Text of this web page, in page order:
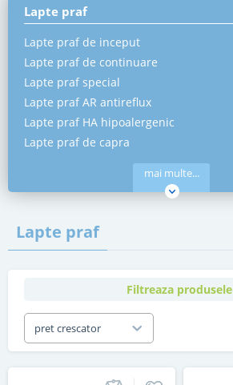
Lapte praf
Lapte praf de inceput
Lapte praf de continuare
Lapte praf special
Lapte praf AR antireflux
Lapte praf HA hipoalergenic
Lapte praf de capra
mai multe...
Lapte praf
Filtreaza produsele
pret crescator